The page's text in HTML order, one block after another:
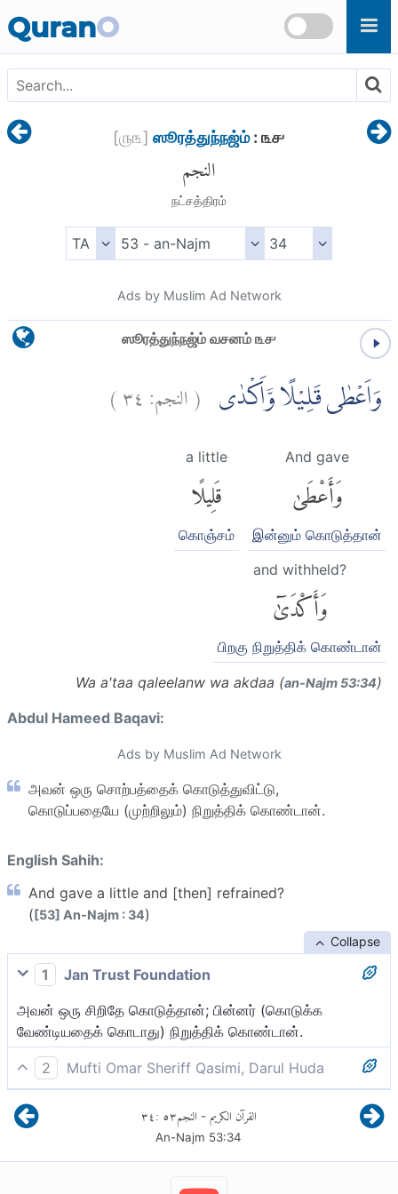
QuranO
[௫௩] ஸூரத்துந்நஜ்ம்: ௩௪
النجم
நட்சத்திரம்
Ads by Muslim Ad Network
ஸூரத்துந்நஜ்ம் வசனம் ௩௪
وَاَعْطٰى قَلِيْلًا وَّاَكْدٰى (النجم: ٣٤)
And gave
وَأَعْطَىٰ
இன்னும் கொடுத்தான்
a little
قَلِيلًا
கொஞ்சம்
and withheld?
وَأَكْدَىٰٓ
பிறகு நிறுத்திக் கொண்டான்
Wa a'taa qaleelanw wa akdaa (an-Najm 53:34)
Abdul Hameed Baqavi:
Ads by Muslim Ad Network
அவன் ஒரு சொற்பத்தைக் கொடுத்துவிட்டு,
கொடுப்பதையே (முற்றிலும்) நிறுத்திக் கொண்டான்.
English Sahih:
And gave a little and [then] refrained?
([53] An-Najm : 34)
Collapse
1
Jan Trust Foundation
அவன் ஒரு சிறிதே கொடுத்தான்; பின்னர் (கொடுக்க
வேண்டியதைக் கொடாது) நிறுத்திக் கொண்டான்.
2
Mufti Omar Sheriff Qasimi, Darul Huda
அவன் (தனது நண்பனுக்கு தனது செல்வத்தில் இருந்து)
கொஞ்சம் கொடுத்தான். பிறகு நிறுத்திக் கொண்டான்.
القرآن الكريم - النجم٥٣:٣٤
An-Najm 53:34